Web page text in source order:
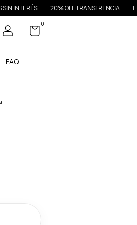
20% OFF TRANSFRENCIA ENVÍOS
0
FAQ